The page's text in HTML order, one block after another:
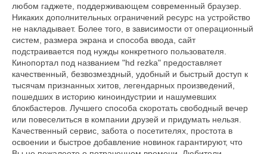
любом гаджете, поддерживающем современный браузер.
Никаких дополнительных ограничений ресурс на устройство
не накладывает. Более того, в зависимости от операционный
систем, размера экрана и способа ввода, сайт
подстраивается под нужды конкретного пользователя.
Кинопортал под названием "hd rezka" предоставляет
качественный, безвозмездный, удобный и быстрый доступ к
тысячам признанных хитов, легендарных произведений,
пошедших в историю киноиндустрии и нашумевших
блокбастеров. Лучшего способа скоротать свободный вечер
или повеселиться в компании друзей и придумать нельзя.
Качественный сервис, забота о посетителях, простота в
освоении и быстрое добавление новинок гарантируют, что